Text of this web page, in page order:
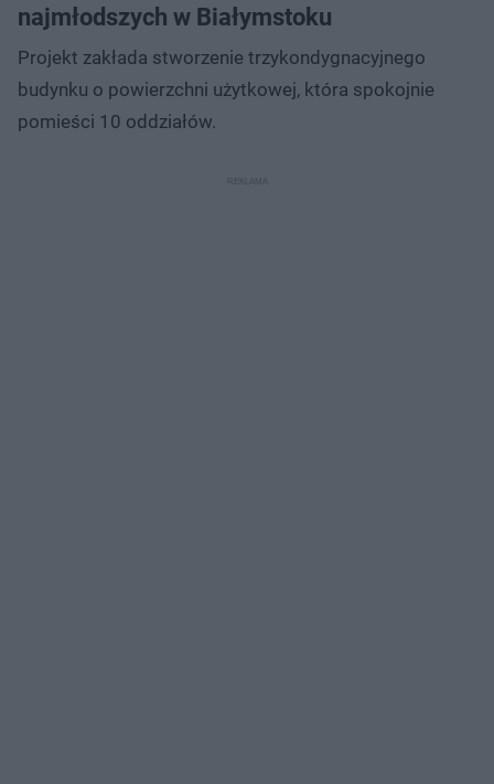
najmłodszych w Białymstoku
Projekt zakłada stworzenie trzykondygnacyjnego
budynku o powierzchni użytkowej, która spokojnie
pomieści 10 oddziałów.